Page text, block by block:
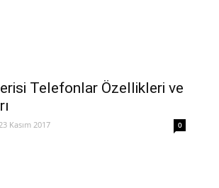
Telefonlar Özellikleri ve
Kasım 2017 0